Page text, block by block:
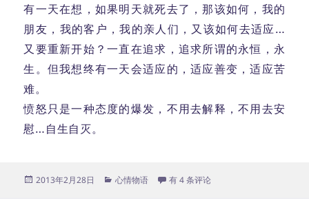
有一天在想，如果明天就死去了，那该如何，我的
朋友，我的客户，我的亲人们，又该如何去适应…
又要重新开始？一直在追求，追求所谓的永恒，永
生。但我想终有一天会适应的，适应善变，适应苦
难。
愤怒只是一种态度的爆发，不用去解释，不用去安
慰…自生自灭。
发
2013年2月28日
分
心情物语 终于
有 4 条评论